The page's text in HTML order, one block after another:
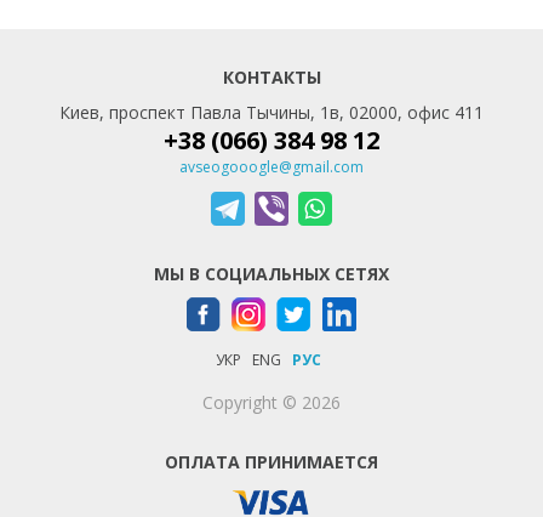
КОНТАКТЫ
Киев, проспект Павла Тычины, 1в, 02000, офис 411
+38 (066) 384 98 12
avseogooogle@gmail.com
МЫ В СОЦИАЛЬНЫХ СЕТЯХ
УКР ENG РУС
Copyright © 2026
ОПЛАТА ПРИНИМАЕТСЯ